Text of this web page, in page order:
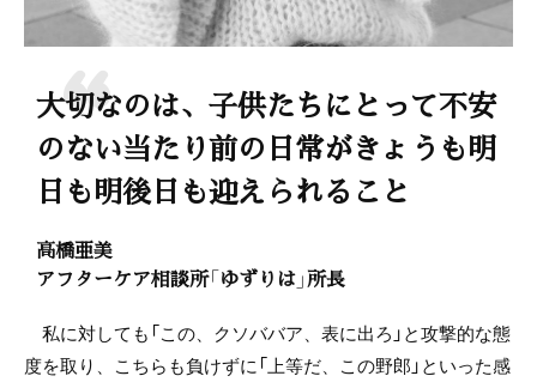
大切なのは、子供たちにとって不安
のない当たり前の日常がきょうも明
日も明後日も迎えられること
高橋亜美
アフターケア相談所「ゆずりは」所長
私に対しても「この、クソババア、表に出ろ」と攻撃的な態
度を取り、こちらも負けずに「上等だ、この野郎」といった感